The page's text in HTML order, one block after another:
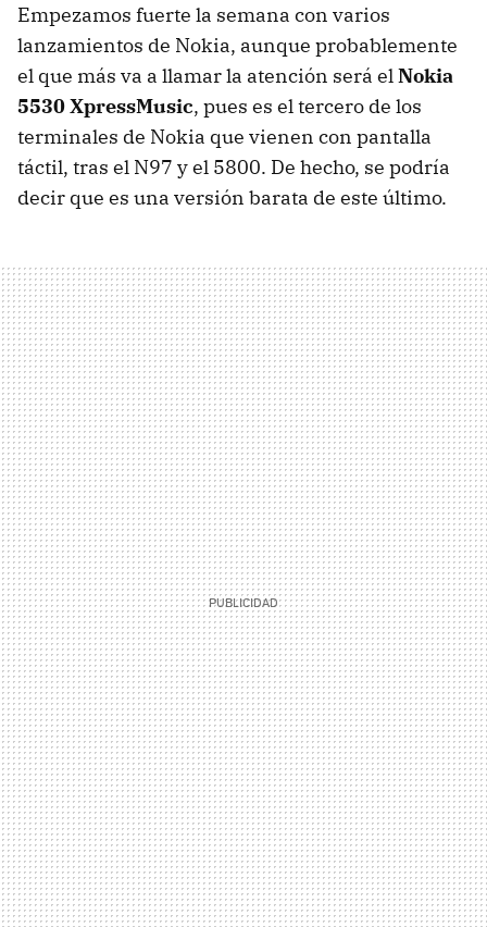
Empezamos fuerte la semana con varios
lanzamientos de Nokia, aunque probablemente
el que más va a llamar la atención será elNokia
5530 XpressMusic, pues es el tercero de los
terminales de Nokia que vienen con pantalla
táctil, tras el N97 y el 5800. De hecho, se podría
decir que es una versión barata de este último.